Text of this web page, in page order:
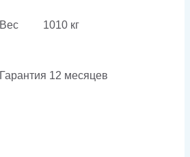
Вес 1010 кг
Гарантия 12 месяцев